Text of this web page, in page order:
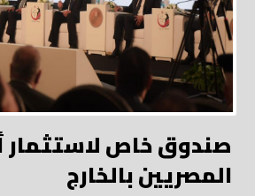
صندوق خاص لاستثمار
المصريين بالخارج